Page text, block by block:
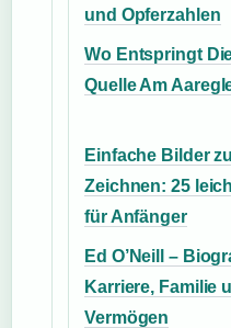
und Opferzahlen
Wo Entspringt
Quelle Am
Einfache Bilder
Zeichnen: 25
für Anfänger
Ed O’Neill –
Karriere, Familie
Vermögen